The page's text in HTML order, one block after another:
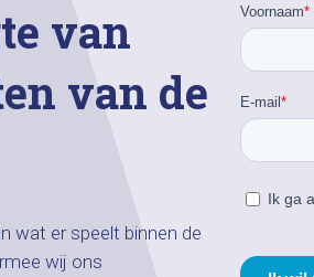
van
van de
wat er speelt binnen de
wij ons